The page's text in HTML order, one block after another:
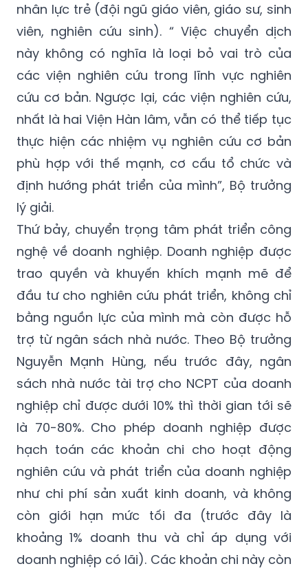
nhân lực trẻ (đội ngũ giáo viên, giáo sư, sinh
viên, nghiên cứu sinh). “ Việc chuyển dịch
này không có nghĩa là loại bỏ vai trò của
các viện nghiên cứu trong lĩnh vực nghiên
cứu cơ bản. Ngược lại, các viện nghiên cứu,
nhất là hai Viện Hàn lâm, vẫn có thể tiếp tục
thực hiện các nhiệm vụ nghiên cứu cơ bản
phù hợp với thế mạnh, cơ cấu tổ chức và
định hướng phát triển của mình”, Bộ trưởng
lý giải.
Thứ bảy, chuyển trọng tâm phát triển công
nghệ về doanh nghiệp. Doanh nghiệp được
trao quyền và khuyến khích mạnh mẽ để
đầu tư cho nghiên cứu phát triển, không chỉ
bằng nguồn lực của mình mà còn được hỗ
trợ từ ngân sách nhà nước. Theo Bộ trưởng
Nguyễn Mạnh Hùng, nếu trước đây, ngân
sách nhà nước tài trợ cho NCPT của doanh
nghiệp chỉ được dưới 10% thì thời gian tới sẽ
là 70-80%. Cho phép doanh nghiệp được
hạch toán các khoản chi cho hoạt động
nghiên cứu và phát triển của doanh nghiệp
như chi phí sản xuất kinh doanh, và không
còn giới hạn mức tối đa (trước đây là
khoảng 1% doanh thu và chỉ áp dụng với
doanh nghiệp có lãi). Các khoản chi này còn